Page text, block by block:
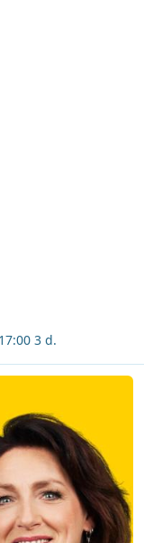
goed te
3 d.
met Tour de France